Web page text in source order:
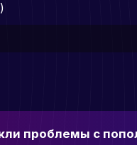
проблемы с